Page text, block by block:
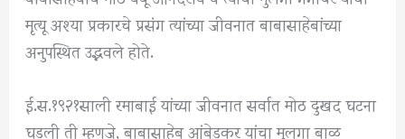
मृत्यू अश्या प्रकारचे प्रसंग त्यांच्या जीवनात बाबासाहेबांच्या
अनुपस्थित उद्भवले होते.
ई.स.१९२१साली रमाबाई यांच्या जीवनात सर्वात मोठ दुखद घटना